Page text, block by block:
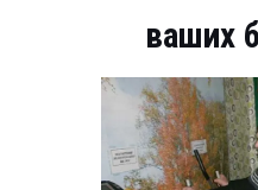
ваших